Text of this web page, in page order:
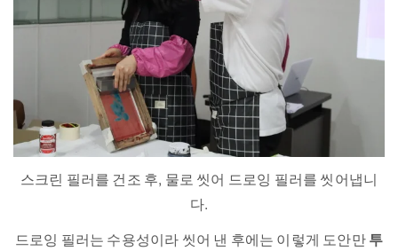
스크린 필러를 건조 후, 물로 씻어 드로잉 필러를 씻어냅니
다.
드로잉 필러는 수용성이라 씻어 낸 후에는 이렇게 도안만 투